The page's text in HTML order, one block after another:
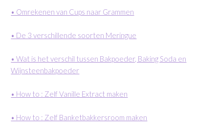
• Omrekenen van Cups naar Grammen
• De 3 verschillende soorten Meringue
• Wat is het verschil tussen Bakpoeder, Baking Soda en
Wijnsteenbakpoeder
• How to : Zelf Vanille Extract maken
• How to : Zelf Banketbakkersroom maken